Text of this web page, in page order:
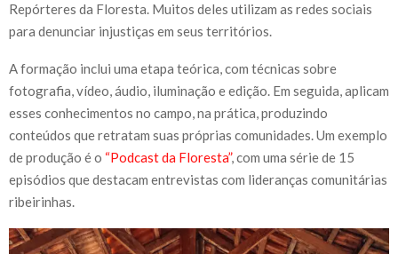
Repórteres da Floresta. Muitos deles utilizam as redes sociais
para denunciar injustiças em seus territórios.
A formação inclui uma etapa teórica, com técnicas sobre
fotografia, vídeo, áudio, iluminação e edição. Em seguida, aplicam
esses conhecimentos no campo, na prática, produzindo
conteúdos que retratam suas próprias comunidades. Um exemplo
de produção é o “Podcast da Floresta”, com uma série de 15
episódios que destacam entrevistas com lideranças comunitárias
ribeirinhas.